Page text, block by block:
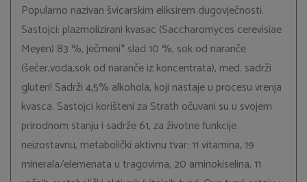
Popularno nazivan švicarskim eliksirem dugovječnosti.
Sastojci: plazmolizirani kvasac (Saccharomyces cerevisiae
Meyen) 83 %, ječmeni* slad 10 %, sok od naranče
(šećer,voda,sok od naranče iz koncentrata), med. sadrži
gluten! Sadrži 4,5% alkohola, koji nastaje u procesu vrenja
kvasca. Sastojci korišteni za Strath očuvani su u svojem
prirodnom stanju i sadrže 61, za životne funkcije
neizostavnu, metabolički aktivnu tvar: 11 vitamina, 19
minerala/elemenata u tragovima, 20 aminokiselina, 11